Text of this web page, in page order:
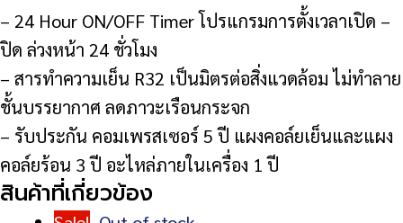
– 24 Hour ON/OFF Timer โปรแกรมการตั้งเวลาเปิด –
ปิด ล่วงหน้า 24 ชั่วโมง
– สารทำความเย็น R32 เป็นมิตรต่อสิ่งแวดล้อม ไม่ทำลาย
ชั้นบรรยากาศ ลดภาวะเรือนกระจก
– รับประกัน คอมเพรสเซอร์ 5 ปี แผงคอล์ยเย็นและแผง
คอล์ยร้อน 3 ปี อะไหล่ภายในเครื่อง 1 ปี
สินค้าที่เกี่ยวข้อง